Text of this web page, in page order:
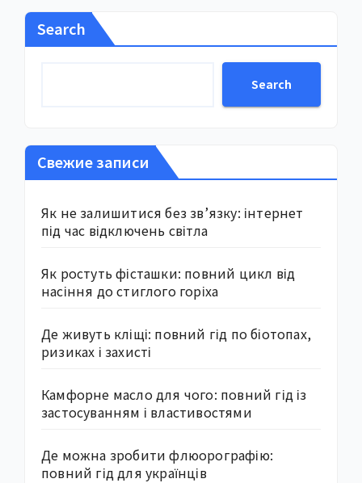
Search
Search
Свежие записи
Як не залишитися без зв’язку: інтернет
під час відключень світла
Як ростуть фісташки: повний цикл від
насіння до стиглого горіха
Де живуть кліщі: повний гід по біотопах,
ризиках і захисті
Камфорне масло для чого: повний гід із
застосуванням і властивостями
Де можна зробити флюорографію:
повний гід для українців